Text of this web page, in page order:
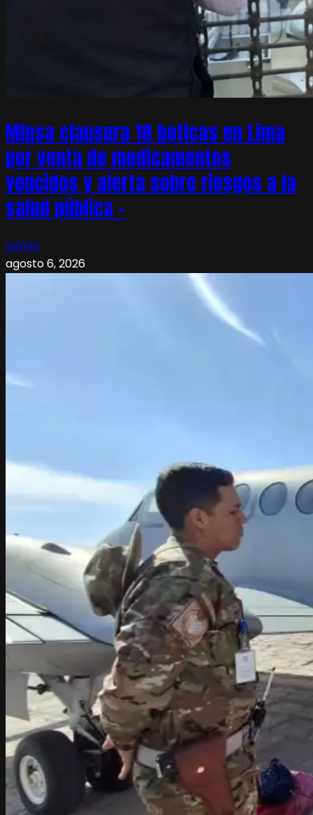
Minsa clausura 18 boticas en Lima
por venta de medicamentos
vencidos y alerta sobre riesgos a la
salud pública –
admin
agosto 6, 2026